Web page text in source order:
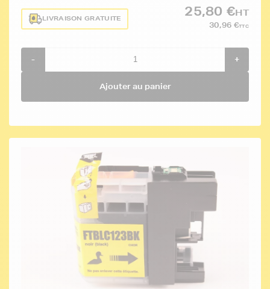
LIVRAISON GRATUITE
25,80 €HT
30,96 €TTC
- +
Ajouter au panier